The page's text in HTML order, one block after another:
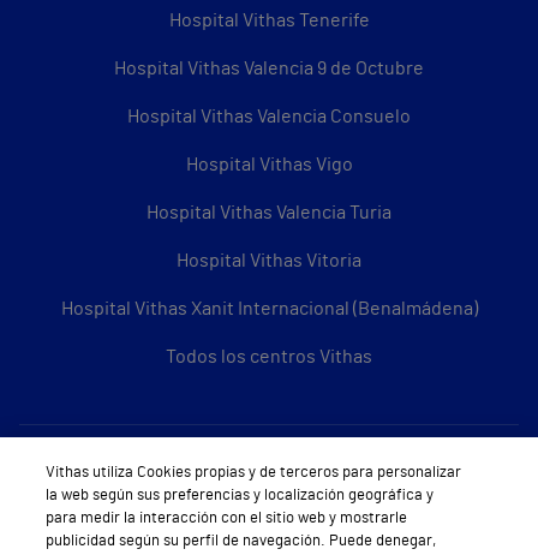
Hospital Vithas Tenerife
Hospital Vithas Valencia 9 de Octubre
Hospital Vithas Valencia Consuelo
Hospital Vithas Vigo
Hospital Vithas Valencia Turia
Hospital Vithas Vitoria
Hospital Vithas Xanit Internacional (Benalmádena)
Todos los centros Vithas
Sobre Vithas
Quiénes somos
Vithas utiliza Cookies propias y de terceros para personalizar
la web según sus preferencias y localización geográfica y
para medir la interacción con el sitio web y mostrarle
publicidad según su perfil de navegación. Puede denegar,